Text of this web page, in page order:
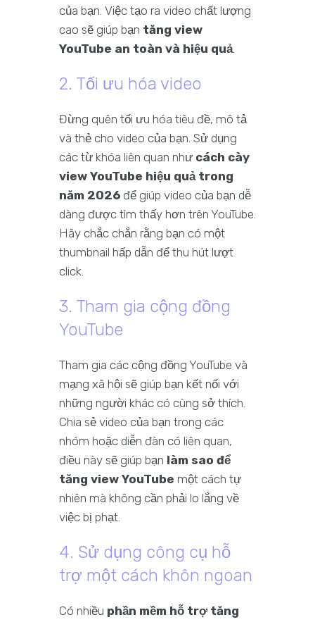
của bạn. Việc tạo ra video chất lượng
cao sẽ giúp bạn tăng view
YouTube an toàn và hiệu quả.
2. Tối ưu hóa video
Đừng quên tối ưu hóa tiêu đề, mô tả
và thẻ cho video của bạn. Sử dụng
các từ khóa liên quan như cách cày
view YouTube hiệu quả trong
năm 2026 để giúp video của bạn dễ
dàng được tìm thấy hơn trên YouTube.
Hãy chắc chắn rằng bạn có một
thumbnail hấp dẫn để thu hút lượt
click.
3. Tham gia cộng đồng
YouTube
Tham gia các cộng đồng YouTube và
mạng xã hội sẽ giúp bạn kết nối với
những người khác có cùng sở thích.
Chia sẻ video của bạn trong các
nhóm hoặc diễn đàn có liên quan,
điều này sẽ giúp bạn làm sao để
tăng view YouTube một cách tự
nhiên mà không cần phải lo lắng về
việc bị phạt.
4. Sử dụng công cụ hỗ
trợ một cách khôn ngoan
Có nhiều phần mềm hỗ trợ tăng